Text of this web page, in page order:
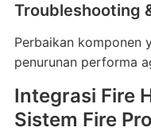
Troubleshooting
Perbaikan komponen
penurunan performa
Integrasi Fire
Sistem Fire